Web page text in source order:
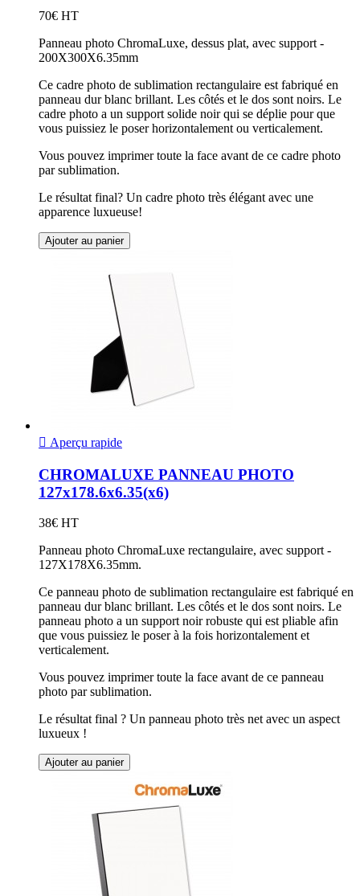
70€ HT
Panneau photo ChromaLuxe, dessus plat, avec support -
200X300X6.35mm
Ce cadre photo de sublimation rectangulaire est fabriqué en
panneau dur blanc brillant. Les côtés et le dos sont noirs. Le
cadre photo a un support solide noir qui se déplie pour que
vous puissiez le poser horizontalement ou verticalement.
Vous pouvez imprimer toute la face avant de ce cadre photo
par sublimation.
Le résultat final? Un cadre photo très élégant avec une
apparence luxueuse!
Ajouter au panier
 Aperçu rapide
CHROMALUXE PANNEAU PHOTO
127x178.6x6.35(x6)
38€ HT
Panneau photo ChromaLuxe rectangulaire, avec support -
127X178X6.35mm.
Ce panneau photo de sublimation rectangulaire est fabriqué en
panneau dur blanc brillant. Les côtés et le dos sont noirs. Le
panneau photo a un support noir robuste qui est pliable afin
que vous puissiez le poser à la fois horizontalement et
verticalement.
Vous pouvez imprimer toute la face avant de ce panneau
photo par sublimation.
Le résultat final ? Un panneau photo très net avec un aspect
luxueux !
Ajouter au panier